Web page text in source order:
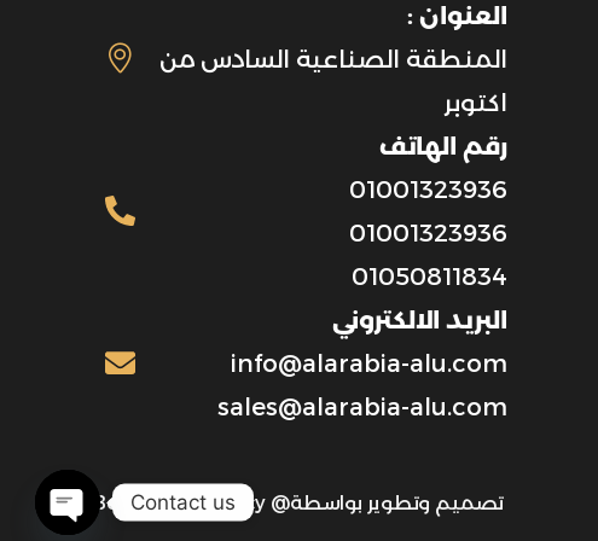
العنوان :
المنطقة الصناعية السادس من
اكتوبر
رقم الهاتف
01001323936
01001323936
01050811834
البريد الالكتروني
info@alarabia-alu.com
sales@alarabia-alu.com
تصميم وتطوير بواسطة@ Be Digital Agency Contact us